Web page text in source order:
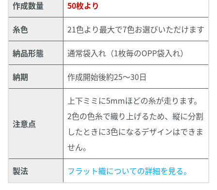
作成数量 50枚より
糸色 21色より最大で7色お選びいただけます
納品形態 通常袋入れ（1枚毎のOPP袋入れ）
納期 作成開始後約25～30日
注意点
上下ミミに5mmほどの糸が走ります。
2色の色糸で織り上げるため、縦に分割
したときに3色になるデザインはできま
せん。
製法 フラット織についての詳細を見る。